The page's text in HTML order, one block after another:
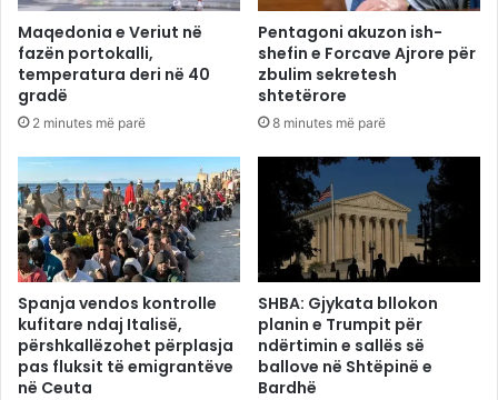
Maqedonia e Veriut në
fazën portokalli,
temperatura deri në 40
gradë
2 minutes më parë
Pentagoni akuzon ish-
shefin e Forcave Ajrore për
zbulim sekretesh
shtetërore
8 minutes më parë
Spanja vendos kontrolle
kufitare ndaj Italisë,
përshkallëzohet përplasja
pas fluksit të emigrantëve
në Ceuta
SHBA: Gjykata bllokon
planin e Trumpit për
ndërtimin e sallës së
ballove në Shtëpinë e
Bardhë